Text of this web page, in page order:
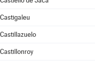
Castigaleu
Castillazuelo
Castillonroy